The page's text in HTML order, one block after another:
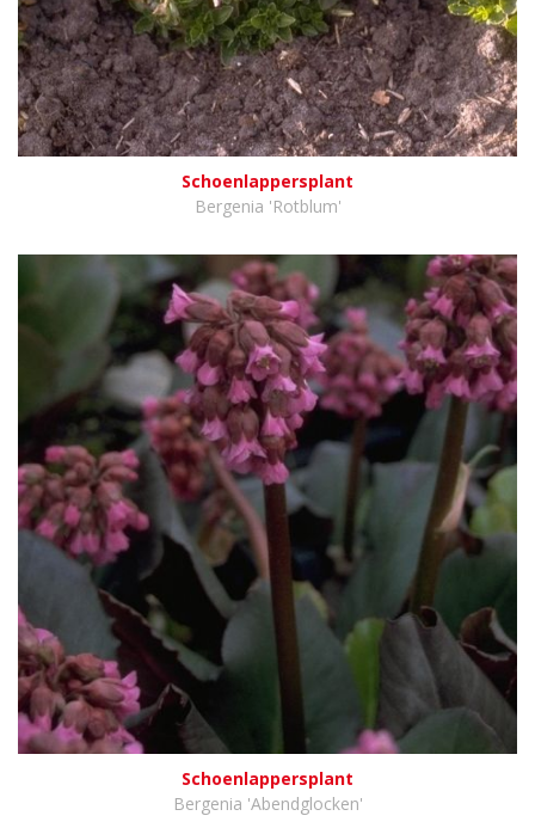
Schoenlappersplant
Bergenia 'Rotblum'
Schoenlappersplant
Bergenia 'Abendglocken'